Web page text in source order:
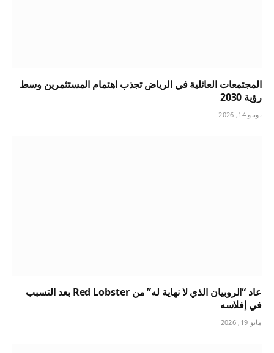
المجتمعات العائلية في الرياض تجذب اهتمام المستثمرين وسط
رؤية 2030
يونيو 14, 2026
عاد “الروبيان الذي لا نهاية له” من Red Lobster بعد التسبب
في إفلاسه
مايو 19, 2026